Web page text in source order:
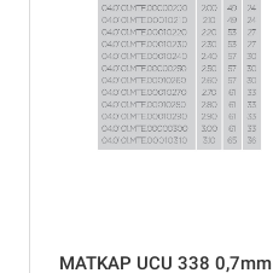
MATKAP UCU 338